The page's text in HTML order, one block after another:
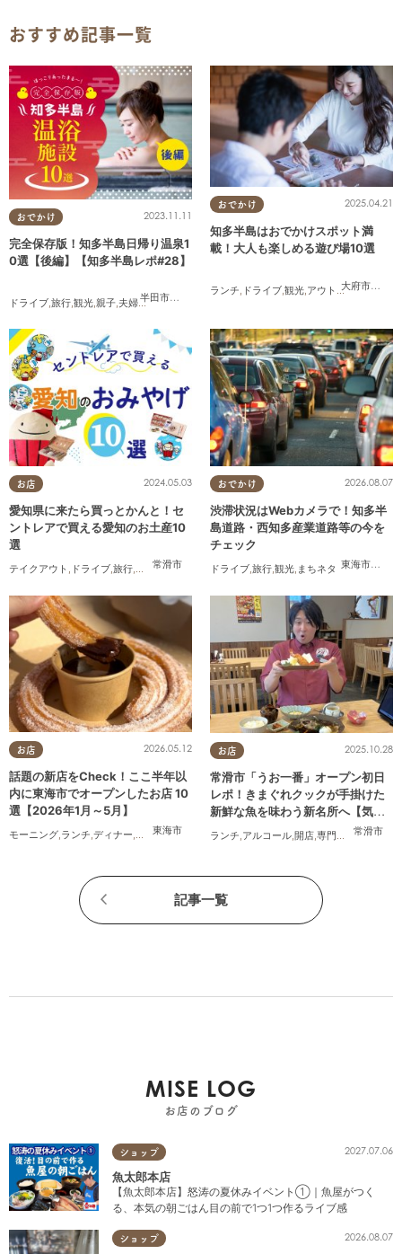
おすすめ記事一覧
おでかけ
半田市
,常滑市 南知多町
2023.11.11
完全保存版！知多半島日帰り温泉1
0選【後編】【知多半島レポ#28】
ドライブ 旅行 観光 親子 夫婦,家族,知多半島レポ
おでかけ
大府市東浦
2025.04.21
知多半島はおでかけスポット満
載！大人も楽しめる遊び場10選
ランチ, ドライブ,観光,アウトドア , 親子,
お店
常滑市
2024.05.03
愛知県に来たら買っとかんと！セ
ントレアで買える愛知のお土産10
選
テイクアウト , ドライブ,旅行,観光,家族,
おでかけ
東海市
,大府
2026.08.07
渋滞状況はWebカメラで！知多半
島道路・西知多産業道路等の今を
チェック
ドライブ,旅行,観光, まちネタ
お店
東海市
2026.05.12
話題の新店をCheck！ここ半年以
内に東海市でオープンしたお店 10
選【2026年1月～5月】
モーニング,ランチ,ディナー,パン,カフェ スイーツ,テイクアウト キッチンカー ,開店,まと
お店
常滑市
2025.10.28
常滑市「うお一番」オープン初日
レポ！きまぐれクックが手掛けた
新鮮な魚を味わう新名所へ【気に
なるリサーチ#31】
ランチ,アルコール,開店,専門店 気になる
記事一覧
MISE LOG
お店のブログ
ショップ 2027.07.06
魚太郎本店
【魚太郎本店】怒涛の夏休みイベント①｜魚屋がつく
る、本気の朝ごはん目の前で1つ1つ作るライブ感
ショップ 2026.08.07